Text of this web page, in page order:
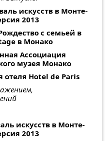
искусств в Монте-
2013
с семьей в
в Монако
Ассоциация
музея Монако
отеля Hotel de Paris
искусств в Монте-
2013